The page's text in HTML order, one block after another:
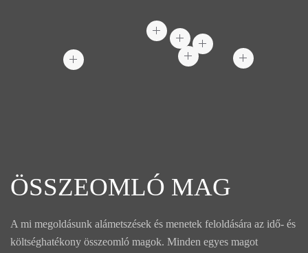
ÖSSZEOMLÓ MAG
A mi megoldásunk alámetszések és menetek feloldására az idő- és
költséghatékony összeomló magok. Minden egyes magot